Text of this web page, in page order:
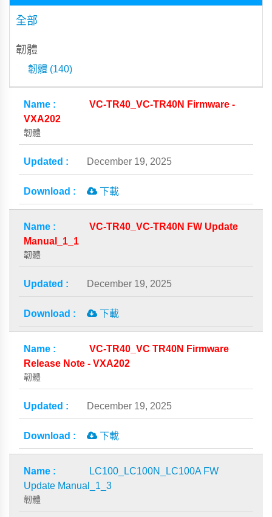
全部
韌體
韌體 (140)
VC-TR40_VC-TR40N Firmware -
VXA202
韌體
December 19, 2025
下載
VC-TR40_VC-TR40N FW Update
Manual_1_1
韌體
December 19, 2025
下載
VC-TR40_VC TR40N Firmware
Release Note - VXA202
韌體
December 19, 2025
下載
LC100_LC100N_LC100A FW
Update Manual_1_3
韌體